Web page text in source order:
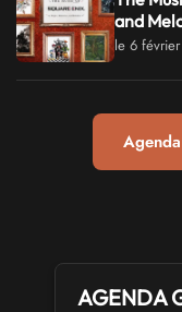
and
le 6
AGENDA